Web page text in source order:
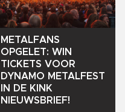
METALFANS
OPGELET: WIN
TICKETS VOOR
DYNAMO METALFEST
IN
DE KINK
NIEUWSBRIEF!